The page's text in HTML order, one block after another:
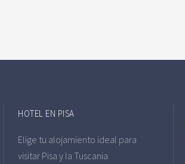
HOTEL EN PISA
Elige tu alojamiento ideal para
visitar Pisa y la Tuscania